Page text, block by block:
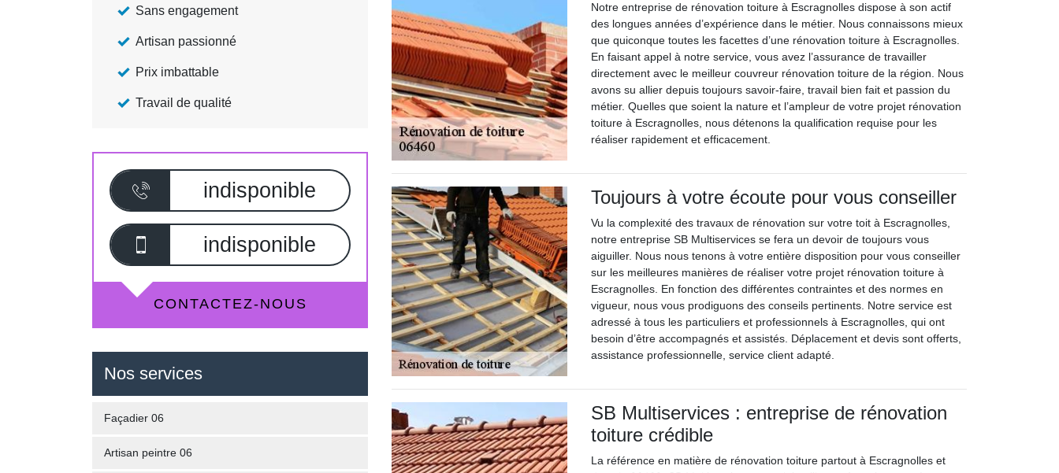
Sans engagement
Artisan passionné
Prix imbattable
Travail de qualité
indisponible
indisponible
CONTACTEZ-NOUS
Nos services
Façadier 06
Artisan peintre 06
Notre entreprise de rénovation toiture à Escragnolles dispose à son actif
des longues années d’expérience dans le métier. Nous connaissons mieux
que quiconque toutes les facettes d’une rénovation toiture à Escragnolles.
En faisant appel à notre service, vous avez l’assurance de travailler
directement avec le meilleur couvreur rénovation toiture de la région. Nous
avons su allier depuis toujours savoir-faire, travail bien fait et passion du
métier. Quelles que soient la nature et l’ampleur de votre projet rénovation
toiture à Escragnolles, nous détenons la qualification requise pour les
réaliser rapidement et efficacement.
Toujours à votre écoute pour vous conseiller
Vu la complexité des travaux de rénovation sur votre toit à Escragnolles,
notre entreprise SB Multiservices se fera un devoir de toujours vous
aiguiller. Nous nous tenons à votre entière disposition pour vous conseiller
sur les meilleures manières de réaliser votre projet rénovation toiture à
Escragnolles. En fonction des différentes contraintes et des normes en
vigueur, nous vous prodiguons des conseils pertinents. Notre service est
adressé à tous les particuliers et professionnels à Escragnolles, qui ont
besoin d’être accompagnés et assistés. Déplacement et devis sont offerts,
assistance professionnelle, service client adapté.
SB Multiservices : entreprise de rénovation
toiture crédible
La référence en matière de rénovation toiture partout à Escragnolles et